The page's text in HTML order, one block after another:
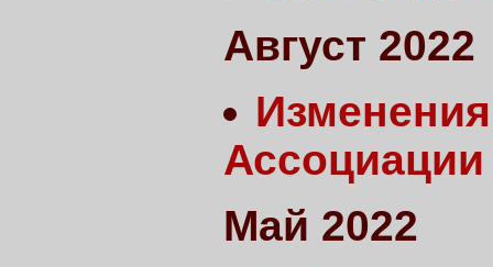
Август 2022
Май 2022